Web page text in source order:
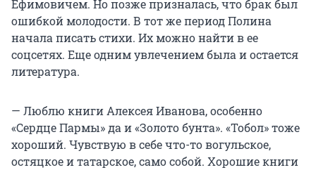
Ефимовичем. Но позже призналась, что брак был
ошибкой молодости. В тот же период Полина
начала писать стихи. Их можно найти в ее
соцсетях. Еще одним увлечением была и остается
литература.
— Люблю книги Алексея Иванова, особенно
«Сердце Пармы» да и «Золото бунта». «Тобол» тоже
хороший. Чувствую в себе что-то вогульское,
остяцкое и татарское, само собой. Хорошие книги